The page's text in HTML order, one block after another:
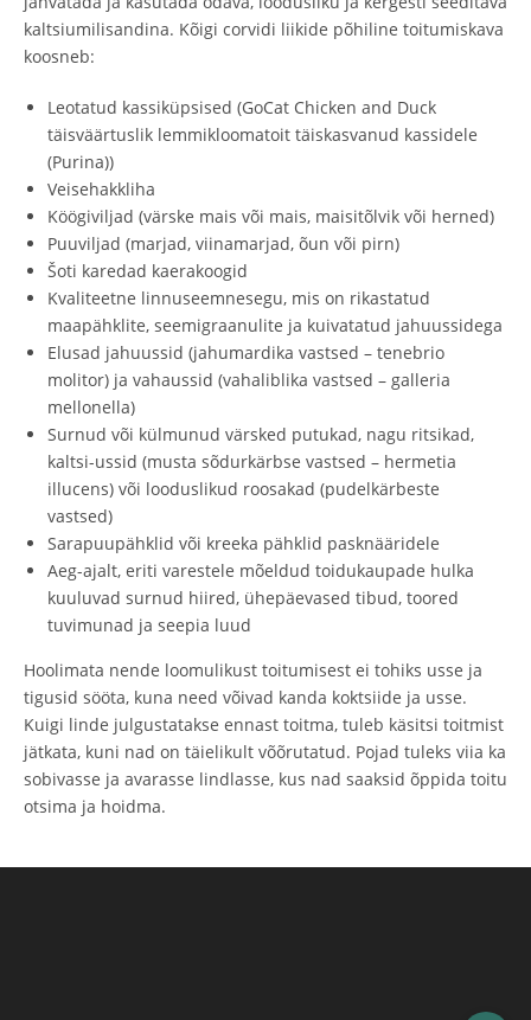
kaltsiumilisandina. Kõigi corvidi liikide põhiline toitumiskava
koosneb:
Leotatud kassiküpsised (GoCat Chicken and Duck
täisväärtuslik lemmikloomatoit täiskasvanud kassidele
(Purina))
Veisehakkliha
Köögiviljad (värske mais või mais, maisitõlvik või herned)
Puuviljad (marjad, viinamarjad, õun või pirn)
Šoti karedad kaerakoogid
Kvaliteetne linnuseemnesegu, mis on rikastatud
maapähklite, seemigraanulite ja kuivatatud jahuussidega
Elusad jahuussid (jahumardika vastsed – tenebrio
molitor) ja vahaussid (vahaliblika vastsed – galleria
mellonella)
Surnud või külmunud värsked putukad, nagu ritsikad,
kaltsi-ussid (musta sõdurkärbse vastsed – hermetia
illucens) või looduslikud roosakad (pudelkärbeste
vastsed)
Sarapuupähklid või kreeka pähklid pasknääridele
Aeg-ajalt, eriti varestele mõeldud toidukaupade hulka
kuuluvad surnud hiired, ühepäevased tibud, toored
tuvimunad ja seepia luud
Hoolimata nende loomulikust toitumisest ei tohiks usse ja
tigusid sööta, kuna need võivad kanda koktsiide ja usse.
Kuigi linde julgustatakse ennast toitma, tuleb käsitsi toitmist
jätkata, kuni nad on täielikult võõrutatud. Pojad tuleks viia ka
sobivasse ja avarasse lindlasse, kus nad saaksid õppida toitu
otsima ja hoidma.